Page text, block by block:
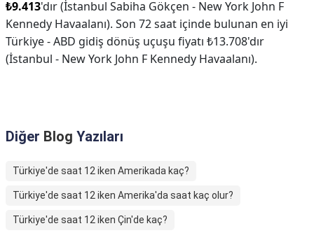
₺9.413'dır (İstanbul Sabiha Gökçen - New York John F
Kennedy Havaalanı). Son 72 saat içinde bulunan en iyi
Türkiye - ABD gidiş dönüş uçuşu fiyatı ₺13.708'dır
(İstanbul - New York John F Kennedy Havaalanı).
Diğer Blog Yazıları
Türkiye'de saat 12 iken Amerikada kaç?
Türkiye'de saat 12 iken Amerika'da saat kaç olur?
Türkiye'de saat 12 iken Çin'de kaç?